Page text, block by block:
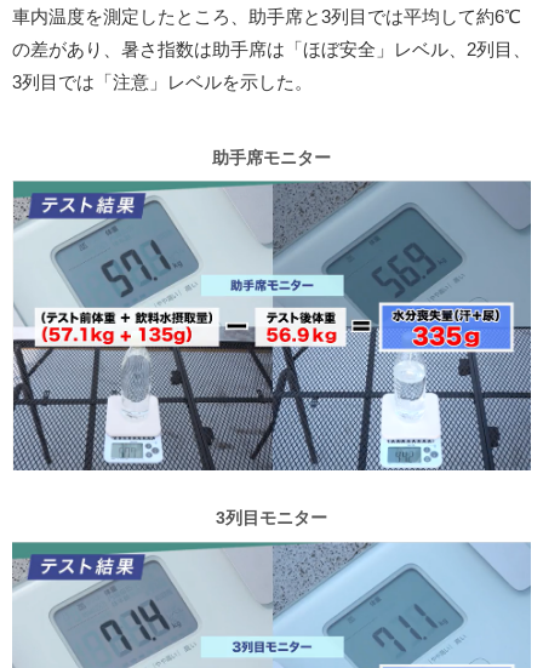
車内温度を測定したところ、助手席と3列目では平均して約6℃
の差があり、暑さ指数は助手席は「ほぼ安全」レベル、2列目、
3列目では「注意」レベルを示した。
助手席モニター
3列目モニター